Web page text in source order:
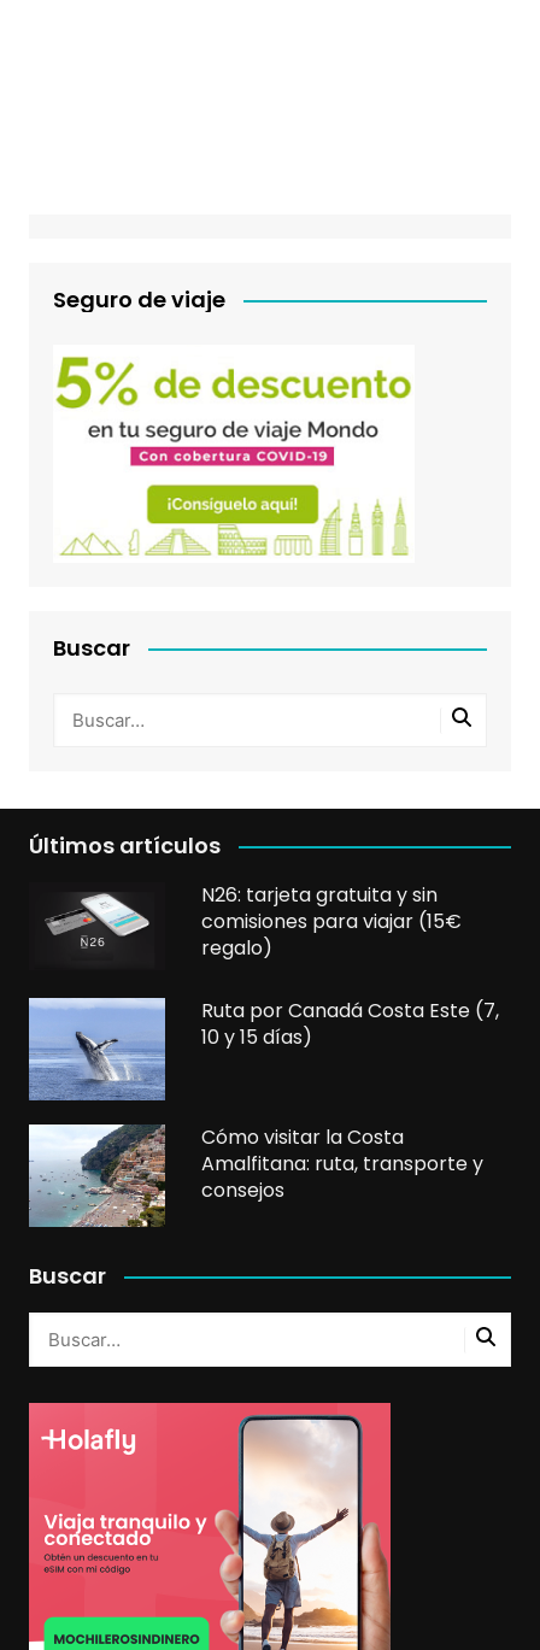
Seguro de viaje
Buscar
Últimos artículos
N26: tarjeta gratuita y sin
comisiones para viajar (15€
regalo)
Ruta por Canadá Costa Este (7,
10 y 15 días)
Cómo visitar la Costa
Amalfitana: ruta, transporte y
consejos
Buscar